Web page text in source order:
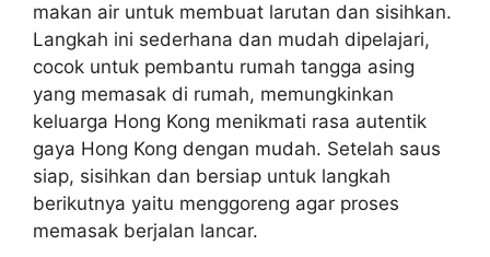
makan air untuk membuat larutan dan sisihkan.
Langkah ini sederhana dan mudah dipelajari,
cocok untuk pembantu rumah tangga asing
yang memasak di rumah, memungkinkan
keluarga Hong Kong menikmati rasa autentik
gaya Hong Kong dengan mudah. Setelah saus
siap, sisihkan dan bersiap untuk langkah
berikutnya yaitu menggoreng agar proses
memasak berjalan lancar.